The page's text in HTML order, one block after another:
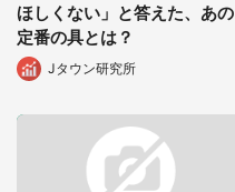
ほしくない」と答えた、あの
定番の具とは？
Jタウン研究所